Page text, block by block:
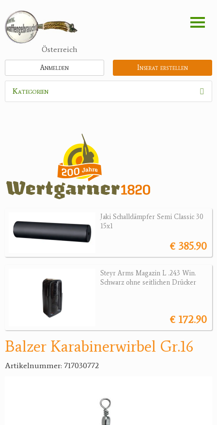
zum
Inhalt
Österreich
Inserat erstellen
Anmelden
Kategorien
Zubehör
Jagdreviere
Bücher, Videos
Geschenke
Jaki Schalldämpfer Semi Classic 30
15x1
€ 385.90
Steyr Arms Magazin L .243 Win.
Schwarz ohne seitlichen Drücker
€ 172.90
Balzer Karabinerwirbel Gr.16
Artikelnummer: 717030772